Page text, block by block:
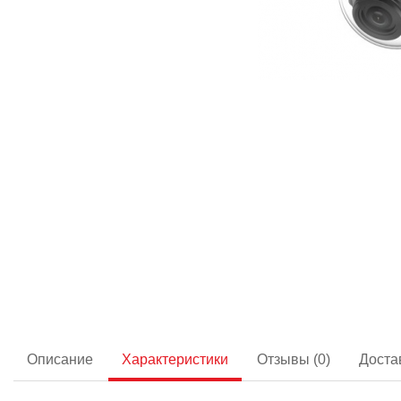
Описание Характеристики Отзывы (0)